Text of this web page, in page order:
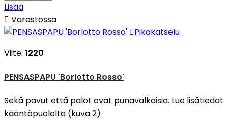
Lisää
 Varastossa
Pikakatselu
Viite: 1220
PENSASPAPU 'Borlotto Rosso'
Sekä pavut että palot ovat punavalkoisia. Lue lisätiedot
kääntöpuolelta (kuva 2)